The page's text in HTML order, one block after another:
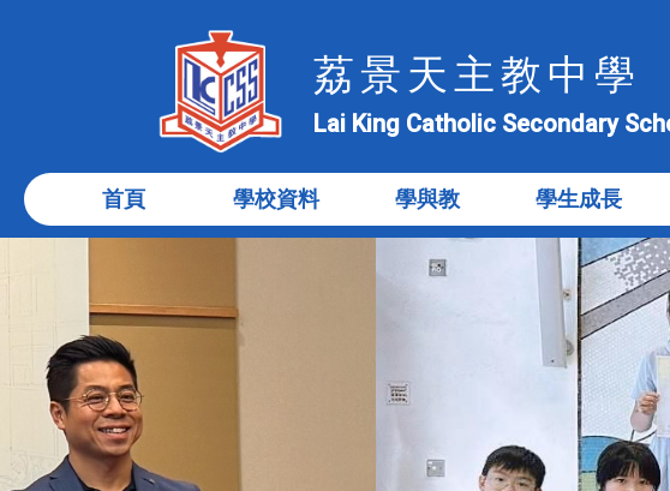
荔景天主教中學
Lai King Catholic Secondary
首頁 學校資料 學與教 學生成長